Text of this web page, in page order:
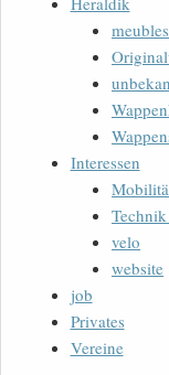
meubles
Interessen
velo
website
job
Privates
Vereine